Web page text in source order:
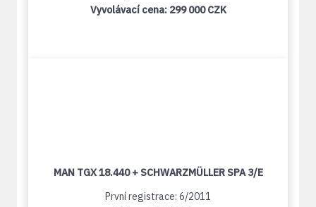
Vyvolávací cena: 299 000 CZK
MAN TGX 18.440 + SCHWARZMÜLLER SPA 3/E
První registrace: 6/2011